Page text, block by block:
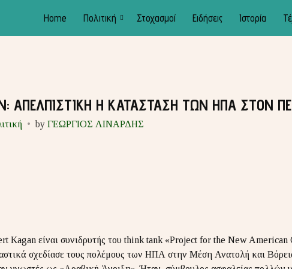
Home Πολιτική Στοχασμοί Ειδήσεις Ιστορία
ΑΠΕΛΠΙΣΤΙΚΗ Η ΚΑΤΑΣΤΑΣΗ ΤΩΝ ΗΠΑ ΣΤΟΝ
by ΓΕΩΡΓΙΟΣ ΛΙΝΑΡΔΗΣ
Kagan είναι συνιδρυτής του think tank «Project for the New American
σχεδίασε τους πολέμους των ΗΠΑ στην Μέση Ανατολή και